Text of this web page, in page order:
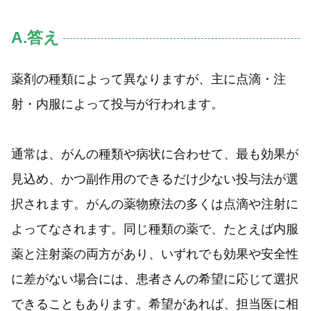
A.答え
薬剤の種類によって異なりますが、主に点滴・注
射・内服によって投与が行われます。
通常は、がんの種類や病状に合わせて、最も効果が
見込め、かつ副作用のできるだけ少ない投与法が選
択されます。がんの薬物療法の多くは点滴や注射に
よってなされます。同じ種類の薬で、たとえば内服
薬と注射薬の両方があり、いずれでも効果や安全性
に差がない場合には、患者さんの希望に応じて選択
できることもあります。希望があれば、担当医に相